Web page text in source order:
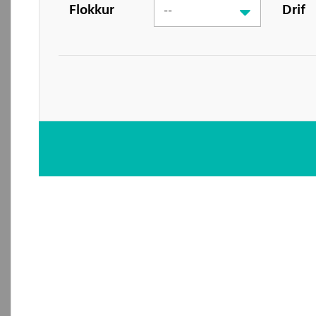
Flokkur
Drif